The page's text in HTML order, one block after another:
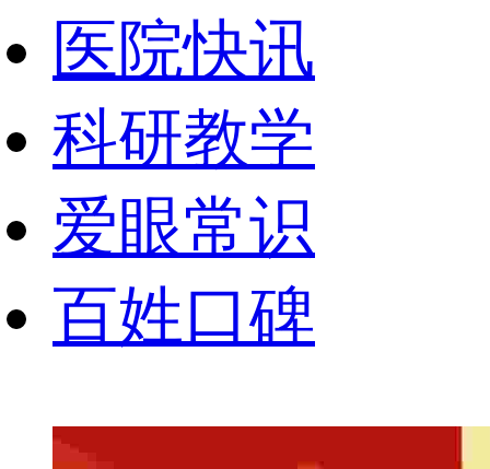
医院快讯
科研教学
爱眼常识
百姓口碑